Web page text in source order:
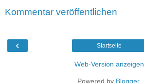
Kommentar veröffentlichen
‹ Startseite
Web-Version anzeigen
Powered by Blogger.